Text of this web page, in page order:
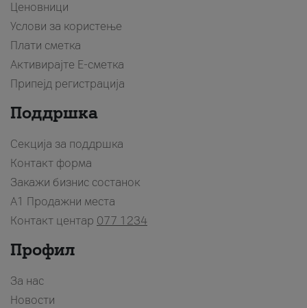
Ценовници
Услови за користење
Плати сметка
Активирајте Е-сметка
Припејд регистрација
Поддршка
Секција за поддршка
Контакт форма
Закажи бизнис состанок
A1 Продажни места
Контакт центар 077 1234
Профил
За нас
Новости